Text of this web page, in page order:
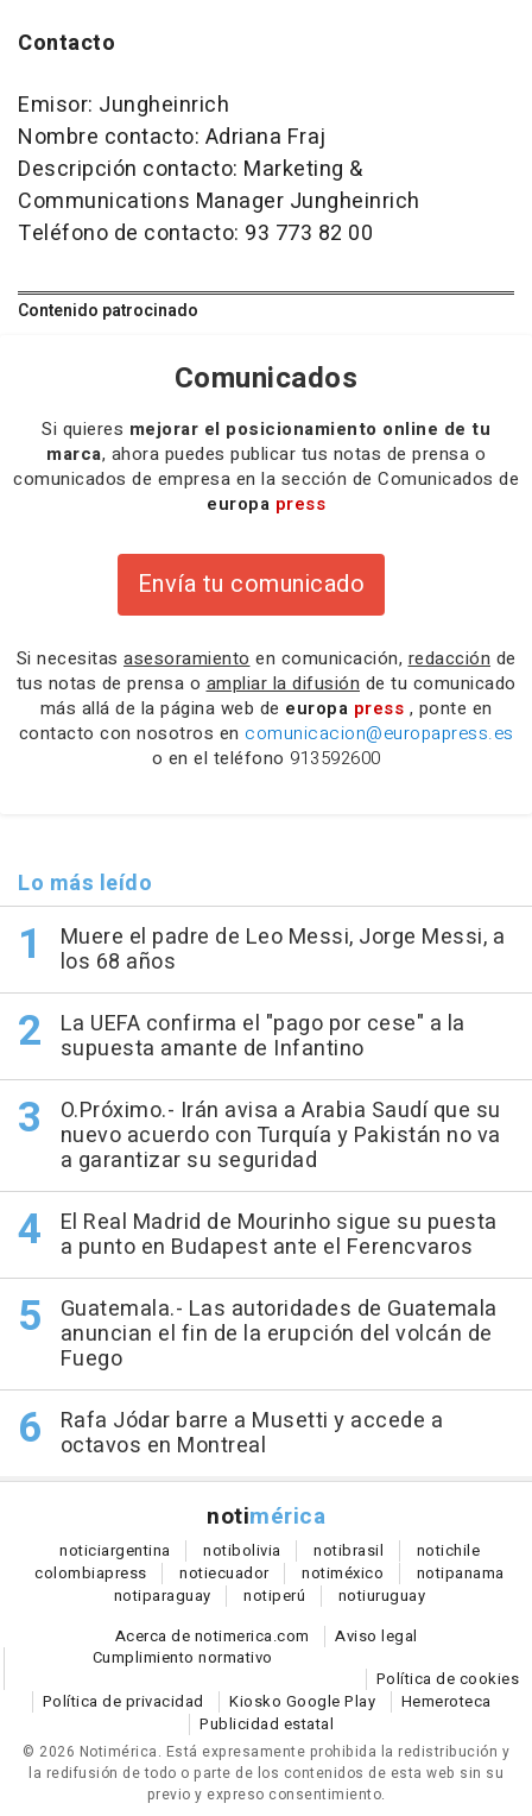
Contacto
Emisor: Jungheinrich
Nombre contacto: Adriana Fraj
Descripción contacto: Marketing &
Communications Manager Jungheinrich
Teléfono de contacto: 93 773 82 00
Contenido patrocinado
Comunicados
Si quieres mejorar el posicionamiento online de tu
marca, ahora puedes publicar tus notas de prensa o
comunicados de empresa en la sección de Comunicados de
europa press
Envía tu comunicado
Si necesitas asesoramiento en comunicación, redacción de
tus notas de prensa o ampliar la difusión de tu comunicado
más allá de la página web de europa press , ponte en
contacto con nosotros en comunicacion@europapress.es
o en el teléfono 913592600
Lo más leído
Muere el padre de Leo Messi, Jorge Messi, a
los 68 años
La UEFA confirma el "pago por cese" a la
supuesta amante de Infantino
O.Próximo.- Irán avisa a Arabia Saudí que su
nuevo acuerdo con Turquía y Pakistán no va
a garantizar su seguridad
El Real Madrid de Mourinho sigue su puesta
a punto en Budapest ante el Ferencvaros
Guatemala.- Las autoridades de Guatemala
anuncian el fin de la erupción del volcán de
Fuego
Rafa Jódar barre a Musetti y accede a
octavos en Montreal
notimérica
noticiargentina notibolivia notibrasil notichile
colombiapress notiecuador notiméxico notipanama
notiparaguay notiperú notiuruguay
Acerca de notimerica.com
Aviso legal
Cumplimiento normativo
Política de cookies
Política de privacidad
Kiosko Google Play
Hemeroteca
Publicidad estatal
© 2026 Notimérica. Está expresamente prohibida la redistribución y
la redifusión de todo o parte de los contenidos de esta web sin su
previo y expreso consentimiento.